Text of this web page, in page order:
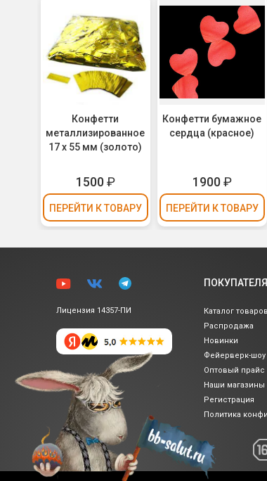
Конфетти
металлизированное
17 х 55 мм (золото)
1500₽
ПЕРЕЙТИ К ТОВАРУ
Конфетти бумажное
сердца (красное)
1900₽
ПЕРЕЙТИ К ТОВАРУ
Лицензия 14357-ПИ
Каталог товаров
Распродажа
Новинки
Фейерверк-шоу
Оптовый прайс
Наши магазины
Регистрация
Политика